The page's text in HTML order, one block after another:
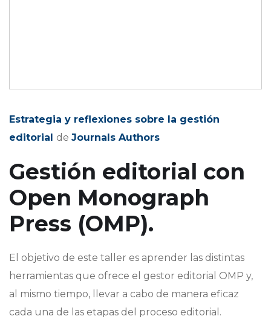
Estrategia y reflexiones sobre la gestión
editorial de Journals Authors
Gestión editorial con
Open Monograph
Press (OMP).
El objetivo de este taller es aprender las distintas
herramientas que ofrece el gestor editorial OMP y,
al mismo tiempo, llevar a cabo de manera eficaz
cada una de las etapas del proceso editorial.